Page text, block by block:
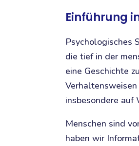
Einführung
Psychologisches
die tief in der
eine Geschichte
insbesondere auf
Menschen sind
haben wir